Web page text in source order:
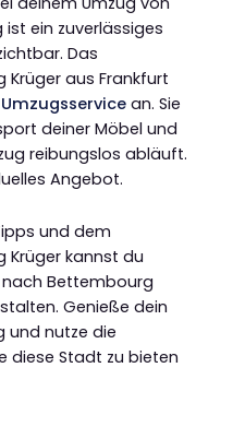
ein zuverlässiges
Das
Krüger aus Frankfurt
Umzugsservice an. Sie
deiner Möbel und
reibungslos abläuft.
Angebot.
und dem
Krüger kannst du
nach Bettembourg
Genieße dein
und nutze die
diese Stadt zu bieten